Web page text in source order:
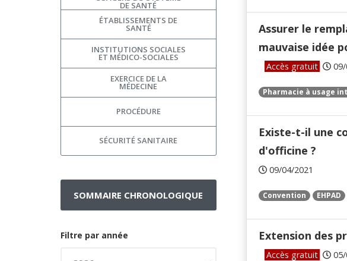
Assurer le
mauvaise idée
Accès gratuit 09/
Pharmacie à usage
Existe-t-il une
d'officine ?
09/04/2021
Convention EHPAD
Extension des
Accès gratuit 05/
DE SANTÉ
ÉTABLISSEMENTS DE
SANTÉ
INSTITUTIONS SOCIALES
ET MÉDICO-SOCIALES
EXERCICE DE LA
MÉDECINE
PROCÉDURE
SÉCURITÉ SANITAIRE
SOMMAIRE CHRONOLOGIQUE
Filtre par année